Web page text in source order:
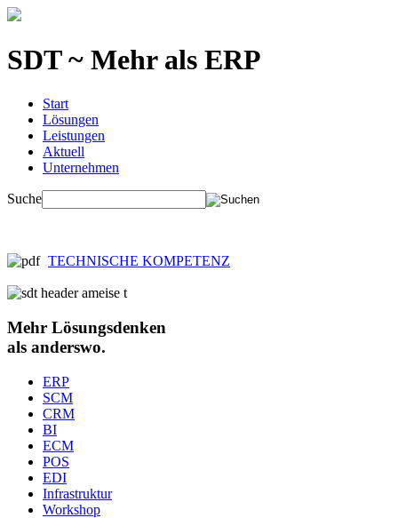
SDT ~ Mehr als ERP
Start
Lösungen
Leistungen
Aktuell
Unternehmen
Suche
TECHNISCHE KOMPETENZ
Mehr Lösungsdenken
als anderswo.
ERP
SCM
CRM
BI
ECM
POS
EDI
Infrastruktur
Workshop